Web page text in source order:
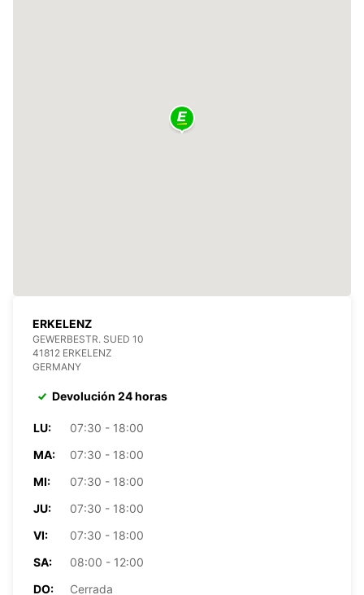
ERKELENZ
GEWERBESTR. SUED 10
41812 ERKELENZ
GERMANY
Devolución 24 horas
LU:
07:30 - 18:00
MA:
07:30 - 18:00
MI:
07:30 - 18:00
JU:
07:30 - 18:00
VI:
07:30 - 18:00
SA:
08:00 - 12:00
DO:
Cerrada